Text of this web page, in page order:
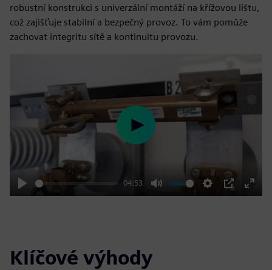
robustní konstrukci s univerzální montáží na křížovou lištu,
což zajišťuje stabilní a bezpečný provoz. To vám pomůže
zachovat integritu sítě a kontinuitu provozu.
Play
04:53
Mute Settings
PIP
Enter
Play
Klíčové výhody